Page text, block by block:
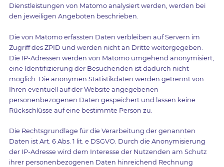
Dienstleistungen von Matomo analysiert werden, werden bei
den jeweiligen Angeboten beschrieben.
Die von Matomo erfassten Daten verbleiben auf Servern im
Zugriff des ZPID und werden nicht an Dritte weitergegeben.
Die IP-Adressen werden von Matomo umgehend anonymisiert,
eine Identifizierung der Besuchenden ist dadurch nicht
möglich. Die anonymen Statistikdaten werden getrennt von
Ihren eventuell auf der Website angegebenen
personenbezogenen Daten gespeichert und lassen keine
Rückschlüsse auf eine bestimmte Person zu.
Die Rechtsgrundlage für die Verarbeitung der genannten
Daten ist Art. 6 Abs. 1 lit. e DSGVO. Durch die Anonymisierung
der IP-Adresse wird dem Interesse der Nutzenden am Schutz
ihrer personenbezogenen Daten hinreichend Rechnung